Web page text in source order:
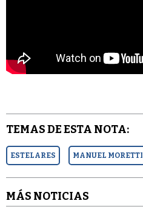
TEMAS DE ESTA NOTA:
ESTELARES MANUEL MORETTI
MÁS NOTICIAS